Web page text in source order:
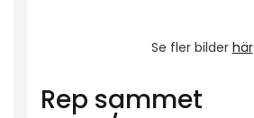
Se fler bilder här
Rep sammet